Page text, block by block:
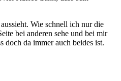
Wie schnell ich nur die
bei anderen sehe und bei mir
doch da immer auch beides ist.